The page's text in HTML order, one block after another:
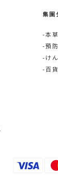
集團
-本
-預
-け
-百